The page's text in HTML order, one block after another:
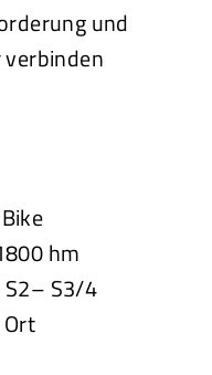
und
hm
S2– S3/4